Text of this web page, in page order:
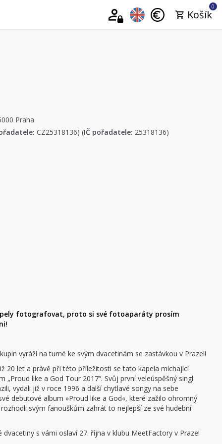
0
Košík
Praha
CZ25318136) (IČ pořadatele: 25318136)
fotografovat, proto si své fotoaparáty prosím
vyráží na turné ke svým dvacetinám se zastávkou v Praze!!
20 let a právě při této příležitosti se tato kapela míchající
like a God Tour 2017“. Svůj první veleúspěšný singl
vydali již v roce 1996 a další chytlavé songy na sebe
debutové album »Proud like a God«, které zažilo ohromný
svým fanouškům zahrát to nejlepší ze své hudební
s vámi oslaví 27. října v klubu MeetFactory v Praze!